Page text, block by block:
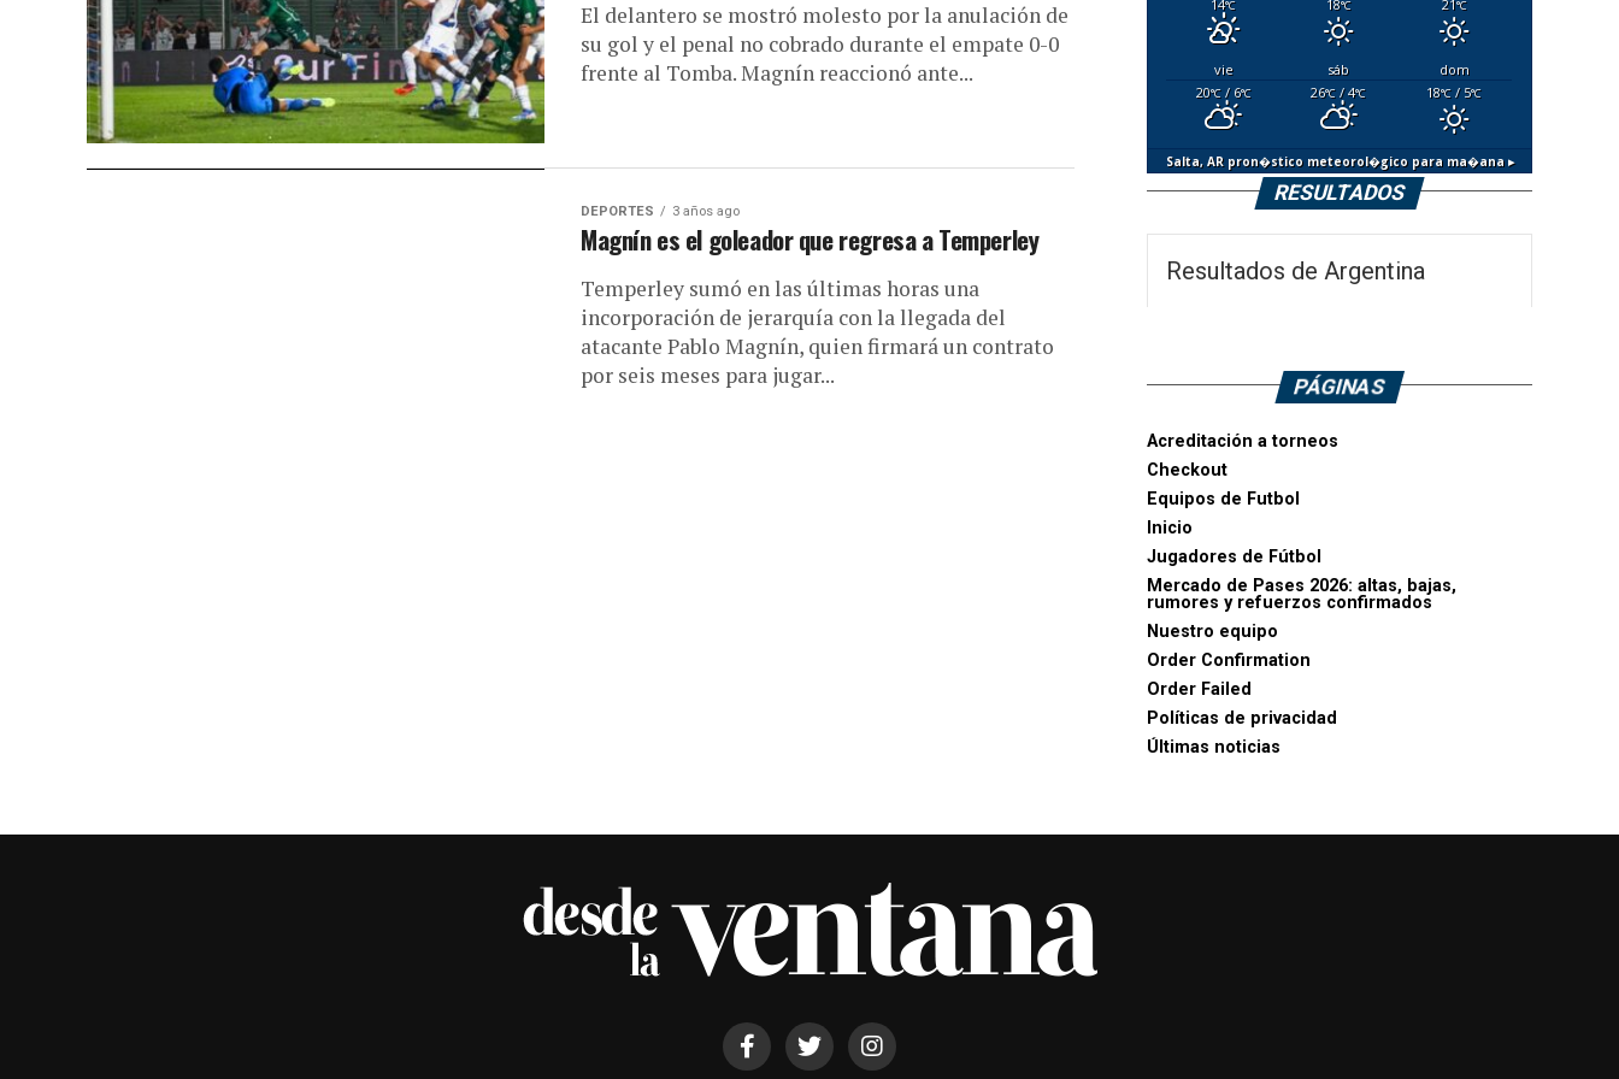
El delantero se mostró molesto por la anulación de
su gol y el penal no cobrado durante el empate 0-0
frente al Tomba. Magnín reaccionó ante...
DEPORTES 3 años ago
Magnín es el goleador que regresa a Temperley
Temperley sumó en las últimas horas una
incorporación de jerarquía con la llegada del
atacante Pablo Magnín, quien firmará un contrato
por seis meses para jugar...
14°C 18°C 21°C
vie sáb
dom
20°C/ 6°C 26°C / 4°C 18°C / 5°C
Salta, ARpron�stico meteorol�gico para ma�ana ▸
RESULTADOS
Resultados de Argentina
PÁGINAS
Acreditación a torneos
Checkout
Equipos de Futbol
Inicio
Jugadores de Fútbol
Mercado de Pases 2026: altas, bajas,
rumores y refuerzos confirmados
Nuestro equipo
Order Confirmation
Order Failed
Políticas de privacidad
Últimas noticias